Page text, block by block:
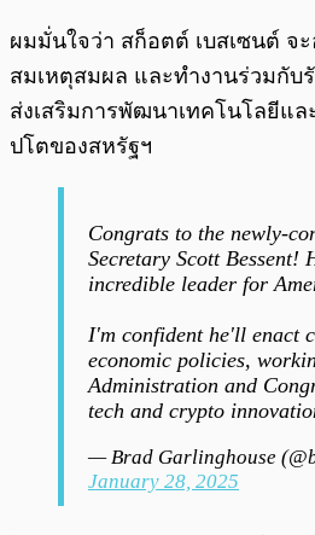
ผมมั่นใจว่า สก็อตต์ เบสเซนต์ จ
สมเหตุสมผล และทำงานร่วมกับ
ส่งเสริมการพัฒนาเทคโนโลยีแล
ปโตของสหรัฐฯ
Congrats to the newly-
Secretary Scott Bessent!
incredible leader for
I'm confident he'll enact
economic policies,
Administration and
tech and crypto
— Brad Garlinghouse
January 28, 2025